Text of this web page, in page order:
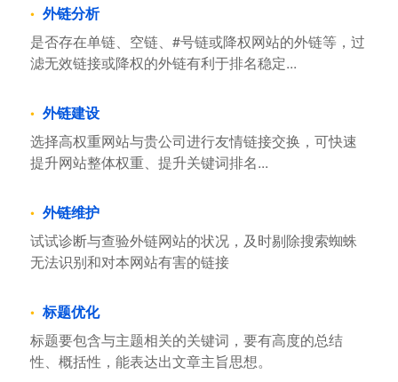
外链分析
是否存在单链、空链、#号链或降权网站的外链等，过
滤无效链接或降权的外链有利于排名稳定...
外链建设
选择高权重网站与贵公司进行友情链接交换，可快速
提升网站整体权重、提升关键词排名...
外链维护
试试诊断与查验外链网站的状况，及时剔除搜索蜘蛛
无法识别和对本网站有害的链接
标题优化
标题要包含与主题相关的关键词，要有高度的总结
性、概括性，能表达出文章主旨思想。